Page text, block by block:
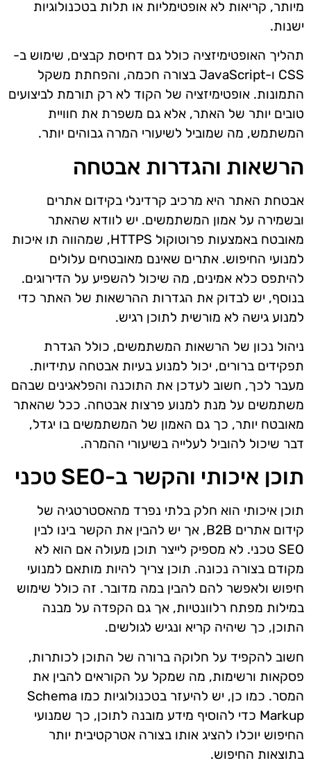
מיותר, קריאות לא אופטימליות או תלות בטכנולוגיות
ישנות.
תהליך האופטימיזציה כולל גם דחיסת קבצים, שימוש ב-
CSS ו-JavaScript בצורה חכמה, והפחתת משקל
התמונות. אופטימיזציה של הקוד לא רק תורמת לביצועים
טובים יותר של האתר, אלא גם משפרת את חוויית
המשתמש, מה שמוביל לשיעורי המרה גבוהים יותר.
הרשאות והגדרות אבטחה
אבטחת האתר היא מרכיב קרדינלי בקידום אתרים
ובשמירה על אמון המשתמשים. יש לוודא שהאתר
מאובטח באמצעות פרוטוקול HTTPS, שמהווה תו איכות
למנועי החיפוש. אתרים שאינם מאובטחים עלולים
להיתפס כלא אמינים, מה שיכול להשפיע על הדירוגים.
בנוסף, יש לבדוק את הגדרות ההרשאות של האתר כדי
למנוע גישה לא מורשית לתוכן רגיש.
ניהול נכון של הרשאות המשתמשים, כולל הגדרת
תפקידים ברורים, יכול למנוע בעיות אבטחה עתידיות.
מעבר לכך, חשוב לעדכן את התוכנה והפלאגינים שבהם
משתמשים על מנת למנוע פרצות אבטחה. ככל שהאתר
מאובטח יותר, כך גם האמון של המשתמשים בו יגדל,
דבר שיכול להוביל לעלייה בשיעורי ההמרה.
תוכן איכותי והקשר ב-SEO טכני
תוכן איכותי הוא חלק בלתי נפרד מהאסטרטגיה של
קידום אתרים B2B, אך יש להבין את הקשר בינו לבין
SEO טכני. לא מספיק לייצר תוכן מעולה אם הוא לא
מקודם בצורה נכונה. תוכן צריך להיות מותאם למנועי
חיפוש ולאפשר להם להבין במה מדובר. זה כולל שימוש
במילות מפתח רלוונטיות, אך גם הקפדה על מבנה
התוכן, כך שיהיה קריא ונגיש לגולשים.
חשוב להקפיד על חלוקה ברורה של התוכן לכותרות,
פסקאות ורשימות, מה שמקל על הקוראים להבין את
המסר. כמו כן, יש להיעזר בטכנולוגיות כמו Schema
Markup כדי להוסיף מידע מובנה לתוכן, כך שמנועי
החיפוש יוכלו להציג אותו בצורה אטרקטיבית יותר
בתוצאות החיפוש.